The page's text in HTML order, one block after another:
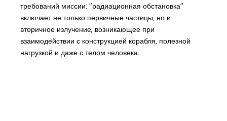
требований миссии: "радиационная обстановка"
включает не только первичные частицы, но и
вторичное излучение, возникающее при
взаимодействии с конструкцией корабля, полезной
нагрузкой и даже с телом человека.